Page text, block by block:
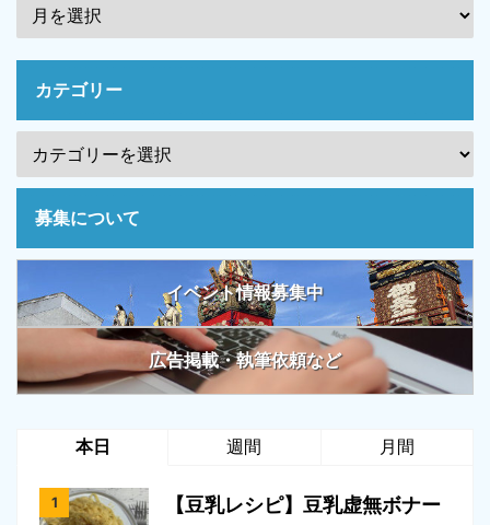
カテゴリー
募集について
イベント情報募集中
広告掲載・執筆依頼など
本日 週間 月間
【豆乳レシピ】豆乳虚無ボナー